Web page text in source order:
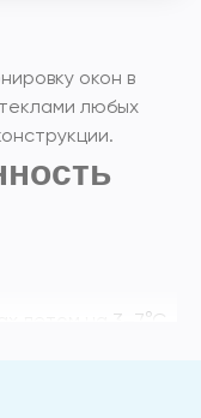
окон в
любых
и картин.